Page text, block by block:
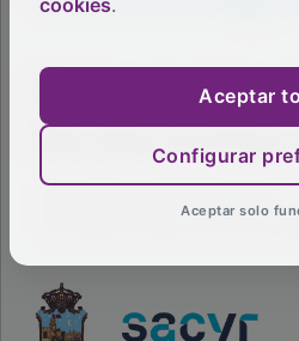
cookies.
Aceptar
Configurar
Aceptar solo